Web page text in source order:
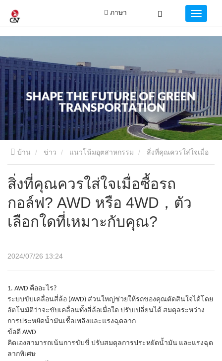
ภาษา
บ้าน ข่าว แนวโน้มอุตสาหกรรม
ซื้อรถกอล์ฟ? AWD หรือ 4WD，ตัวเลือกใดที่เหมาะกับคุณ?
สิ่งที่คุณควรใส่ใจเมื่อซื้อรถ
กอล์ฟ? AWD หรือ 4WD，ตัว
เลือกใดที่เหมาะกับคุณ?
2024/07/26 13:24
1. AWD คืออะไร?
ระบบขับเคลื่อนสี่ล้อ (AWD) ส่วนใหญ่ช่วยให้รถของคุณตัดสินใจได้โดย
อัตโนมัติว่าจะขับเคลื่อนทั้งสี่ล้อเมื่อใด ปรับเปลี่ยนได้ สมดุลระหว่าง
การประหยัดน้ำมันเชื้อเพลิงและแรงฉุดลาก
ข้อดี AWD
คิดเองสามารถเน้นการขับขี่ ปรับสมดุลการประหยัดน้ำมัน และแรงฉุด
ลากพิเศษ